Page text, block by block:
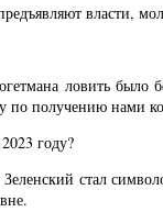
власти,
ловить
по получению нами
году?
стал